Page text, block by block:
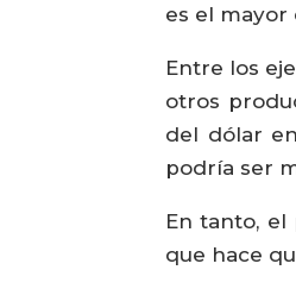
es el mayor
Entre los
otros
del dólar
podría ser
En tanto,
que hace